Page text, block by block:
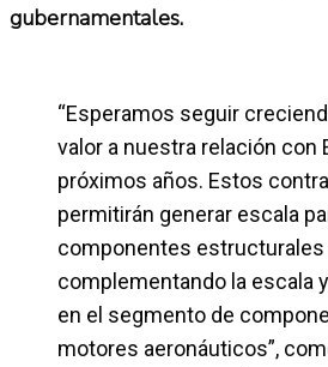
gubernamentales.
“Esperamos seguir
valor a nuestra relación con
próximos años. Estos
permitirán generar escala
componentes
complementando la escala
en el segmento de
motores aeronáuticos”,